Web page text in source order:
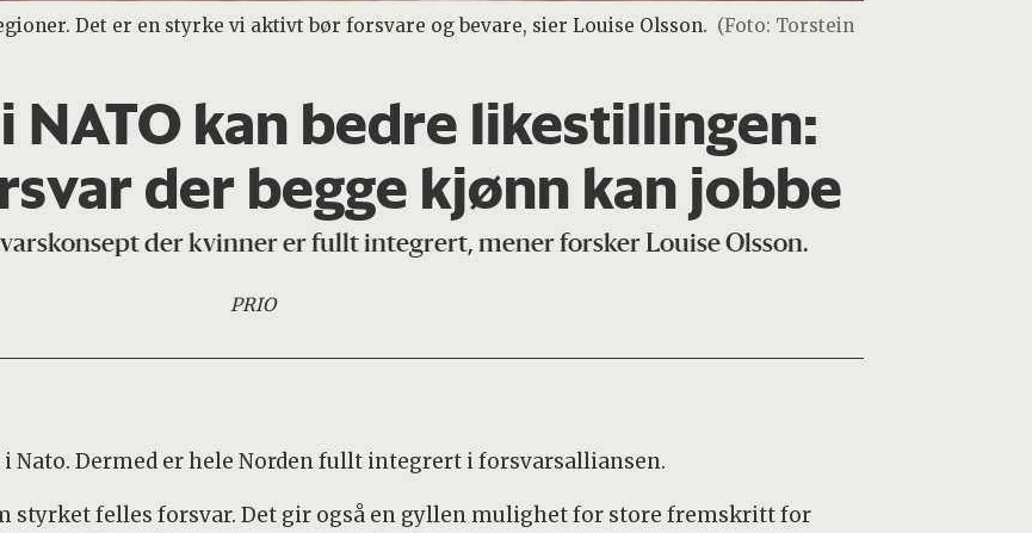
Det er en styrke vi aktivt bør forsvare og bevare, sier Louise Olsson. (Foto: Torstein
kan bedre likestillingen:
der begge kjønn kan jobbe
der kvinner er fullt integrert, mener forsker Louise Olsson.
PRIO
Nato. Dermed er hele Norden fullt integrert i forsvarsalliansen.
styrket felles forsvar. Det gir også en gyllen mulighet for store fremskritt for